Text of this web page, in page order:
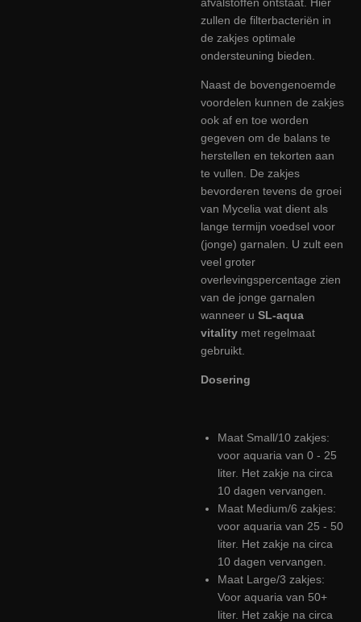
zullen de filterbacteriën in
de zakjes optimale
ondersteuning bieden.
Naast de bovengenoemde
voordelen kunnen de zakjes
ook af en toe worden
gegeven om de balans te
herstellen en tekorten aan
te vullen. De zakjes
bevorderen tevens de groei
van Mycelia wat dient als
lange termijn voedsel voor
(jonge) garnalen. U zult een
veel groter
overlevingspercentage zien
van de jonge garnalen
wanneer u SL-aqua
vitality met regelmaat
gebruikt.
Dosering
Maat Small/10 zakjes:
voor aquaria van 0 - 25
liter. Het zakje na circa
10 dagen vervangen.
Maat Medium/6 zakjes:
voor aquaria van 25 - 50
liter. Het zakje na circa
10 dagen vervangen.
Maat Large/3 zakjes:
Voor aquaria van 50+
liter. Het zakje na circa